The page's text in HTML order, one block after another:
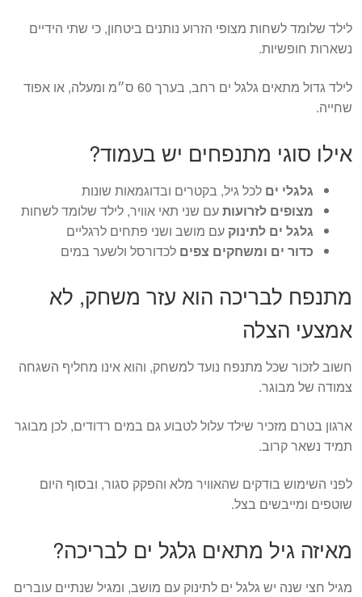
לילד שלומד לשחות מצופי הזרוע נותנים ביטחון, כי שתי הידיים
נשארות חופשיות.
לילד גדול מתאים גלגל ים רחב, בערך 60 ס״מ ומעלה, או אפוד
שחייה.
אילו סוגי מתנפחים יש בעמוד?
גלגלי ים לכל גיל, בקטרים ובדוגמאות שונות
מצופים לזרועותעם שני תאי אוויר, לילד שלומד לשחות
גלגל ים לתינוק עם מושב ושני פתחים לרגליים
כדור ים ומשחקים צפים לכדורסל ולשער במים
מתנפח לבריכה הוא עזר משחק, לא
אמצעי הצלה
חשוב לזכור שכל מתנפח נועד למשחק, והוא אינו מחליף השגחה
צמודה של מבוגר.
ארגון בטרם מזכיר שילד עלול לטבוע גם במים רדודים, לכן מבוגר
תמיד נשאר קרוב.
לפני השימוש בודקים שהאוויר מלא והפקק סגור, ובסוף היום
שוטפים ומייבשים בצל.
מאיזה גיל מתאים גלגל ים לבריכה?
מגיל חצי שנה יש גלגל ים לתינוק עם מושב, ומגיל שנתיים עוברים